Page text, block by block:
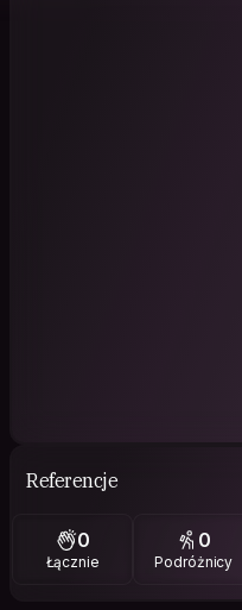
Referencje
0
Łącznie
0
Podróżnicy